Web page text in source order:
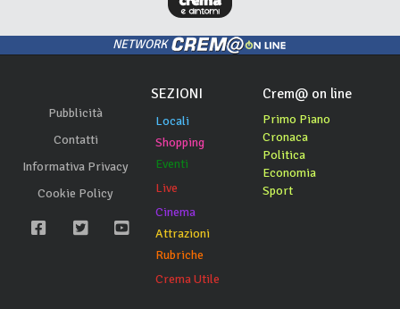
NETWORK
Pubblicità
Contatti
Informativa Privacy
Cookie Policy
SEZIONI
Locali
Shopping
Eventi
Live
Cinema
Attrazioni
Rubriche
Crema Utile
Crem@ on line
Primo Piano
Cronaca
Politica
Economia
Sport